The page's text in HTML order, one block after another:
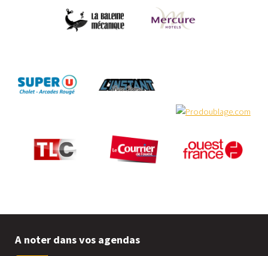
A noter dans vos agendas